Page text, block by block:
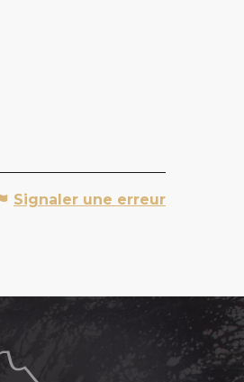
Signaler une erreur